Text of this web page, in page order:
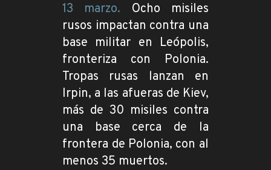
13 marzo. Ocho misiles
rusos impactan contra una
base militar en Leópolis,
fronteriza con Polonia.
Tropas rusas lanzan en
Irpin, a las afueras de Kiev,
más de 30 misiles contra
una base cerca de la
frontera de Polonia, con al
menos 35 muertos.